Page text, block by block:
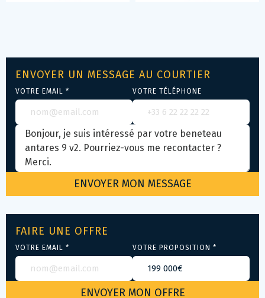
ENVOYER UN MESSAGE AU COURTIER
VOTRE EMAIL * VOTRE TÉLÉPHONE
FAIRE UNE OFFRE
VOTRE EMAIL * VOTRE PROPOSITION *